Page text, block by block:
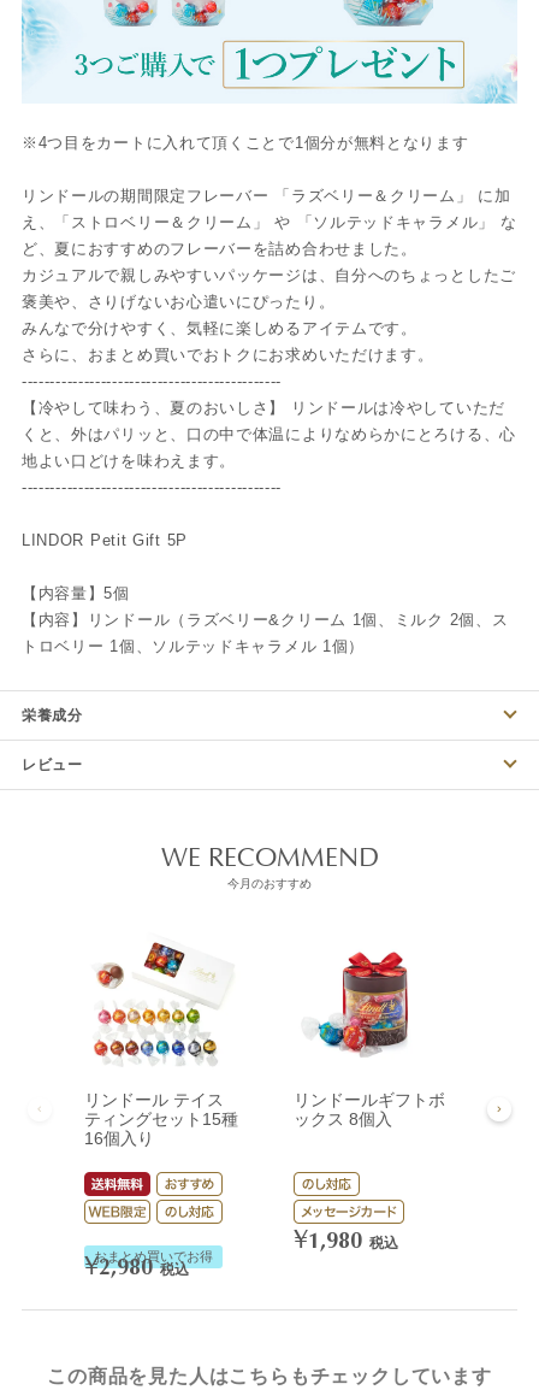
※4つ目をカートに入れて頂くことで1個分が無料となります
リンドールの期間限定フレーバー 「ラズベリー＆クリーム」 に加
え、「ストロベリー＆クリーム」 や 「ソルテッドキャラメル」 な
ど、夏におすすめのフレーバーを詰め合わせました。
カジュアルで親しみやすいパッケージは、自分へのちょっとしたご
褒美や、さりげないお心遣いにぴったり。
みんなで分けやすく、気軽に楽しめるアイテムです。
さらに、おまとめ買いでおトクにお求めいただけます。
----------------------------------------------
【冷やして味わう、夏のおいしさ】 リンドールは冷やしていただ
くと、外はパリッと、口の中で体温によりなめらかにとろける、心
地よい口どけを味わえます。
----------------------------------------------
LINDOR Petit Gift 5P
【内容量】5個
【内容】リンドール（ラズベリー&クリーム 1個、ミルク 2個、ス
トロベリー 1個、ソルテッドキャラメル 1個）
栄養成分
レビュー
WE RECOMMEND
今月のおすすめ
リンドール テイス
ティングセット15種
16個入り
おまとめ買いでお得
¥2,980 税込
リンドールギフトボ
ックス 8個入
¥1,980 税込
ッ
この商品を見た人はこちらもチェックしています